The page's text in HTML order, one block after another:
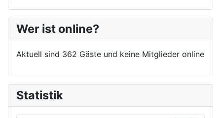
Wer ist online?
Aktuell sind 362 Gäste und keine Mitglieder online
Statistik